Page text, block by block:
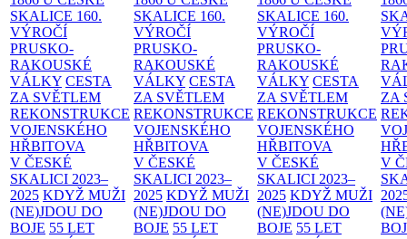
SKALICE 160.
VÝROČÍ
PRUSKO-
RAKOUSKÉ
VÁLKY CESTA
ZA SVĚTLEM
REKONSTRUKCE
VOJENSKÉHO
HŘBITOVA
V ČESKÉ
SKALICI 2023–
2025 KDYŽ MUŽI
(NE)JDOU DO
BOJE 55 LET
SKALICE 160.
VÝROČÍ
PRUSKO-
RAKOUSKÉ
VÁLKY CESTA
ZA SVĚTLEM
REKONSTRUKCE
VOJENSKÉHO
HŘBITOVA
V ČESKÉ
SKALICI 2023–
2025 KDYŽ MUŽI
(NE)JDOU DO
BOJE 55 LET
SKALICE 160.
VÝROČÍ
PRUSKO-
RAKOUSKÉ
VÁLKY CESTA
ZA SVĚTLEM
REKONSTRUKCE
VOJENSKÉHO
HŘBITOVA
V ČESKÉ
SKALICI 2023–
2025 KDYŽ MUŽI
(NE)JDOU DO
BOJE 55 LET
ZA
V